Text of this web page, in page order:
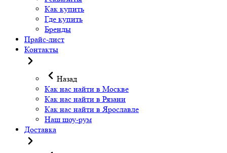
Как купить
Где купить
Бренды
Прайс-лист
Контакты
Назад
Как нас найти в Москве
Как нас найти в Рязани
Как нас найти в Ярославле
Наш шоу-рум
Доставка